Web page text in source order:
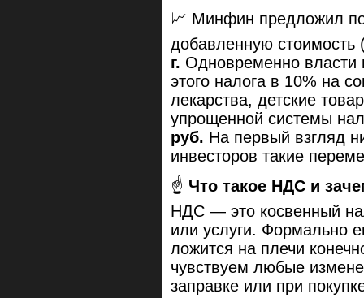
📈 Минфин предложил
добавленную
г. Одновременно власти
этого налога в 10% на
лекарства, детские
упрощенной системы
руб. На первый взгляд
инвесторов такие
☝️ Что такое НДС и
НДС — это косвенный
или услуги. Формально
ложится на плечи
чувствуем любые
заправке или при